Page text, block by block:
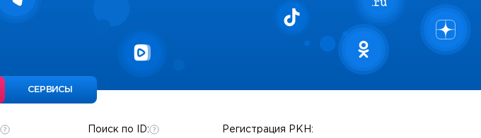
СЕРВИСЫ
Поиск по ID: Регистрация РКН: